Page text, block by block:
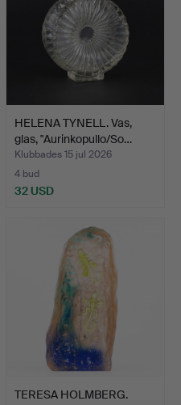
HELENA TYNELL. Vas,
glas, "Aurinkopullo/So…
Klubbades 15 jul 2026
4 bud
32 USD
TERESA HOLMBERG.